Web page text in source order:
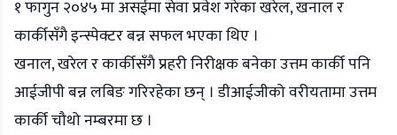
१ फागुन २०४५ मा असईमा सेवा प्रवेश गरेका खरेल, खनाल र
कार्कीसँगै इन्स्पेक्टर बन्न सफल भएका थिए ।
खनाल, खरेल र कार्कीसँगै प्रहरी निरीक्षक बनेका उत्तम कार्की पनि
आईजीपी बन्न लबिङ गरिरहेका छन् । डीआईजीको वरीयतामा उत्तम
कार्की चौथो नम्बरमा छ ।